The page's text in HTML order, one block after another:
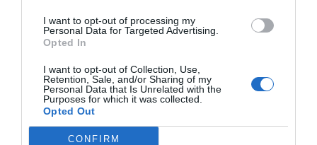
I want to opt-out of processing my
Personal Data for Targeted Advertising.
Opted In
I want to opt-out of Collection, Use,
Retention, Sale, and/or Sharing of my
Personal Data that Is Unrelated with the
Purposes for which it was collected.
Opted Out
CONFIRM
Ordine dei
giornalisti e fake
news, quale
aboliamo?